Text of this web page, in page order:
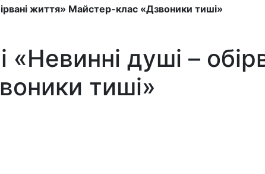
життя» Майстер-клас «Дзвоники тиші»
«Невинні душі –
тиші»